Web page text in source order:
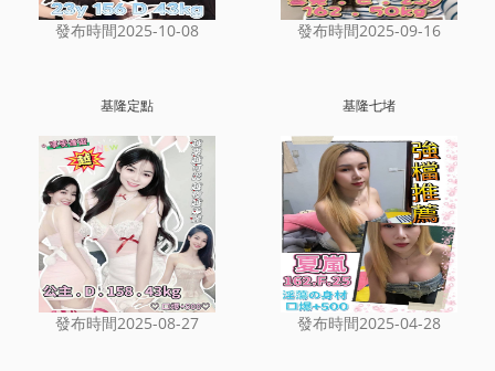
發布時間2025-10-08 發布時間2025-09-16
基隆定點
發布時間2025-08-27
基隆七堵
發布時間2025-04-28